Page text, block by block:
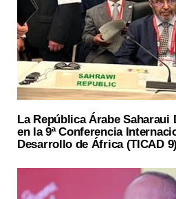
La República Árabe
en la 9ª Conferencia
Desarrollo de África (TICAD 9)